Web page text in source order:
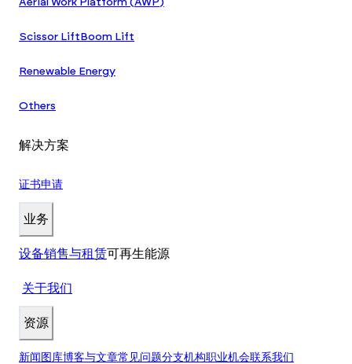
Aerial Work Platform (AWP)
Scissor Lift Boom Lift
Renewable Energy
Others
解决方案
证书申请
业务
设备销售与租赁可再生能源
关于我们
资源
新闻 图库博客与文章常见问题分支机构职业机会联系我们